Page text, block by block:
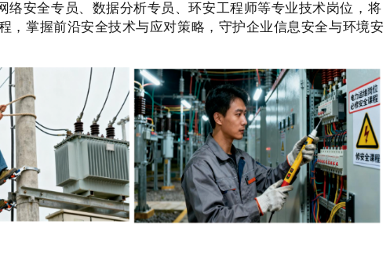
络安全专员、数据分析专员、环安工程师等专业技术岗位，将
，掌握前沿安全技术与应对策略，守护企业信息安全与环境安